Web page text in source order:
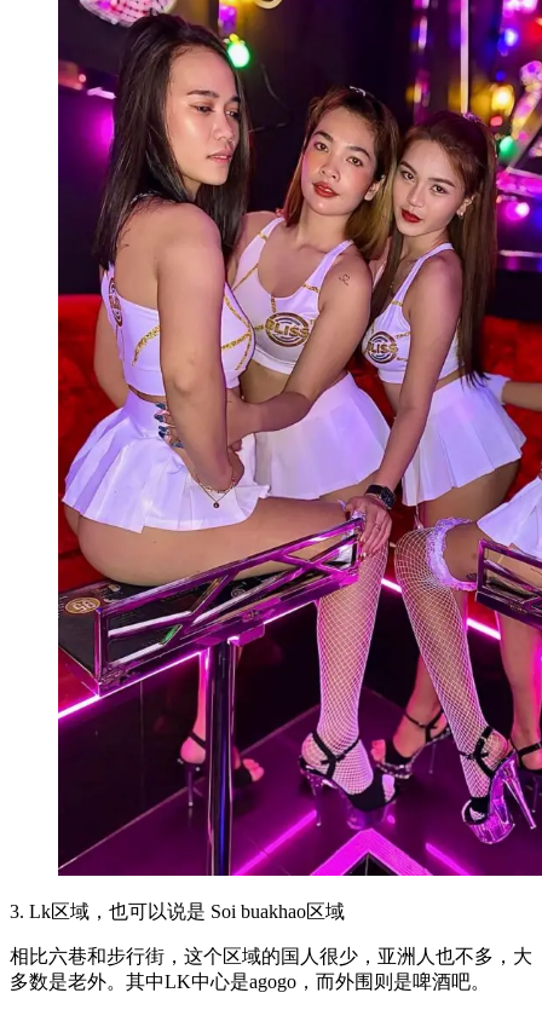
3. Lk区域，也可以说是 Soi buakhao区域
相比六巷和步行街，这个区域的国人很少，亚洲人也不多，大
多数是老外。其中LK中心是agogo，而外围则是啤酒吧。